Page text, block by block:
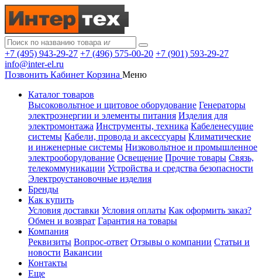
+7 (495) 943-29-27 +7 (496) 575-00-20 +7 (901) 593-29-27
info@inter-el.ru
Позвонить Кабинет Корзина Меню
Каталог товаров
Высоковольтное и щитовое оборудование Генераторы
электроэнергии и элементы питания Изделия для
электромонтажа Инструменты, техника Кабеленесущие
системы Кабели, провода и аксессуары Климатические
и инженерные системы Низковольтное и промышленное
электрооборудование Освещение Прочие товары Связь,
телекоммуникации Устройства и средства безопасности
Электроустановочные изделия
Бренды
Как купить
Условия доставки Условия оплаты Как оформить заказ?
Обмен и возврат Гарантия на товары
Компания
Реквизиты Вопрос-ответ Отзывы о компании Статьи и
новости Вакансии
Контакты
Еще